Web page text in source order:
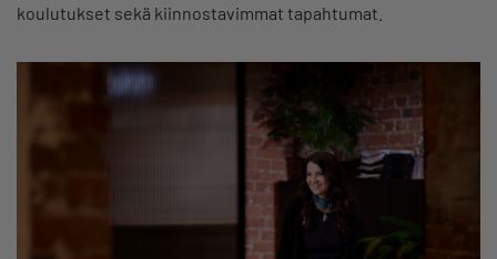
koulutukset sekä kiinnostavimmat tapahtumat.